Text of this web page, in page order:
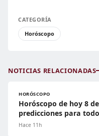
CATEGORÍA
Horóscopo
NOTICIAS RELACIONADAS
HORÓSCOPO
Horóscopo de hoy 8
predicciones para
Hace 11h